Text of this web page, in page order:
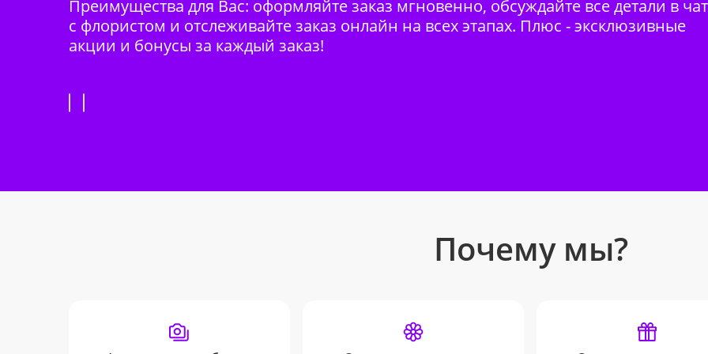
Преимущества для Вас: оформляйте заказ мгновенно, обсуждайте все детали в
с флористом и отслеживайте заказ онлайн на всех этапах. Плюс - эксклюзивные
акции и бонусы за каждый заказ!
Почему мы?